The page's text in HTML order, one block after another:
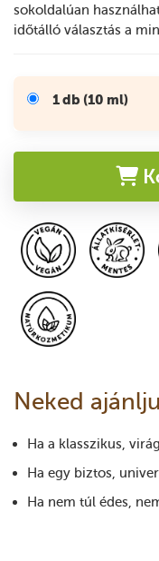
sokoldalúan
időtálló választás a
1 db (10 ml)
Neked
Ha a klasszikus,
Ha egy biztos,
Ha nem túl édes,